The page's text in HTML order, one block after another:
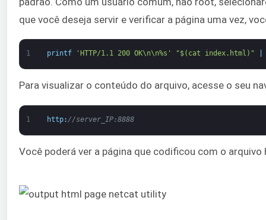
que você deseja servir e verificar a página uma vez,
1 printf 'HTTP/1.1 200 OK\n\n%s' "$(cat index.html)"
Para visualizar o conteúdo do arquivo, acesse o seu
1 http: //server_IP:8888
Você poderá ver a página que codificou com o arquivo